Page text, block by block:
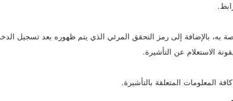
به، بالإضافة إلى رمز التحقق المرئي الذي يتم ظهوره بعد تسجيل
الاستعلام عن التأشيرة.
المعلومات المتعلقة بالتأشيرة.